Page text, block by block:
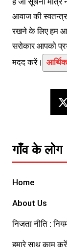
आवाज की
रखने के लिए हम
सरोकार आपको
मदद करें।
गाँव के लोग
Home
About Us
निजता नीति :
हमारे साथ काम करें